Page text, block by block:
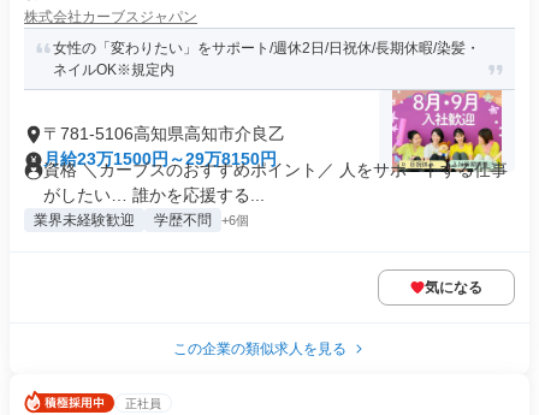
株式会社カーブスジャパン
女性の「変わりたい」をサポート/週休2日/日祝休/長期休暇/染髪・
ネイルOK※規定内
〒781-5106高知県高知市介良乙
月給23万1500円～29万8150円
資格 ＼カーブスのおすすめポイント／ 人をサポートする仕事
がしたい… 誰かを応援する...
業界未経験歓迎 学歴不問 +6個
気になる
この企業の類似求人を見る
正社員